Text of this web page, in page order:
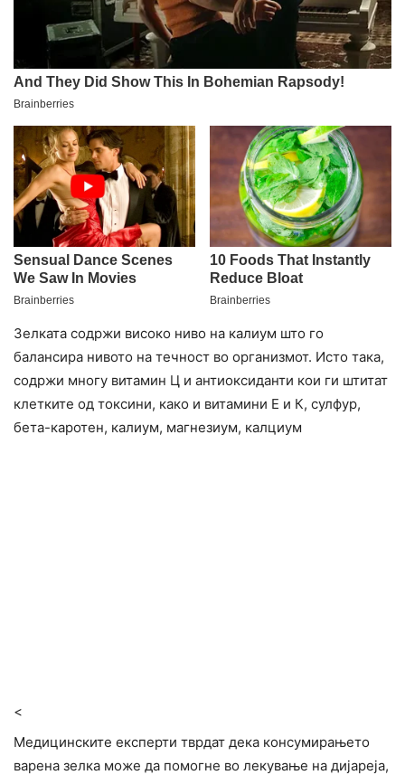
Зелката содржи високо ниво на калиум што го
балансира нивото на течност во организмот. Исто така,
содржи многу витамин Ц и антиоксиданти кои ги штитат
клетките од токсини, како и витамини Е и К, сулфур,
бета-каротен, калиум, магнезиум, калциум
<
Медицинските експерти тврдат дека консумирањето
варена зелка може да помогне во лекување на дијареја,